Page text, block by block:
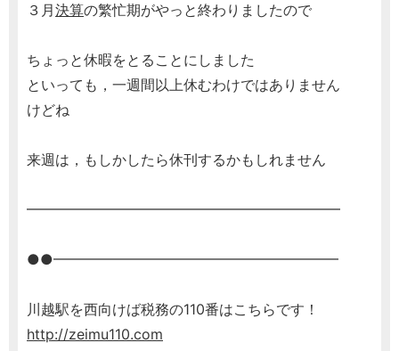
３月決算の繁忙期がやっと終わりましたので
ちょっと休暇をとることにしました
といっても，一週間以上休むわけではありません
けどね
来週は，もしかしたら休刊するかもしれません
━━━━━━━━━━━━━━━━━━━━━━
●●━━━━━━━━━━━━━━━━━━━━
川越駅を西向けば税務の110番はこちらです！
http://zeimu110.com